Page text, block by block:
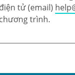
tử (email)
trình.